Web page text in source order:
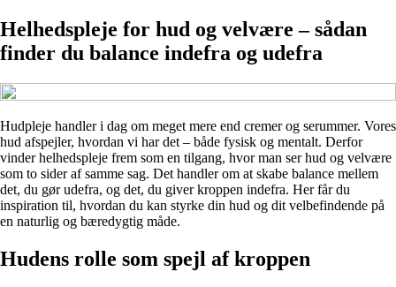
Helhedspleje for hud og velvære – sådan
finder du balance indefra og udefra
Hudpleje handler i dag om meget mere end cremer og serummer. Vores
hud afspejler, hvordan vi har det – både fysisk og mentalt. Derfor
vinder helhedspleje frem som en tilgang, hvor man ser hud og velvære
som to sider af samme sag. Det handler om at skabe balance mellem
det, du gør udefra, og det, du giver kroppen indefra. Her får du
inspiration til, hvordan du kan styrke din hud og dit velbefindende på
en naturlig og bæredygtig måde.
Hudens rolle som spejl af kroppen